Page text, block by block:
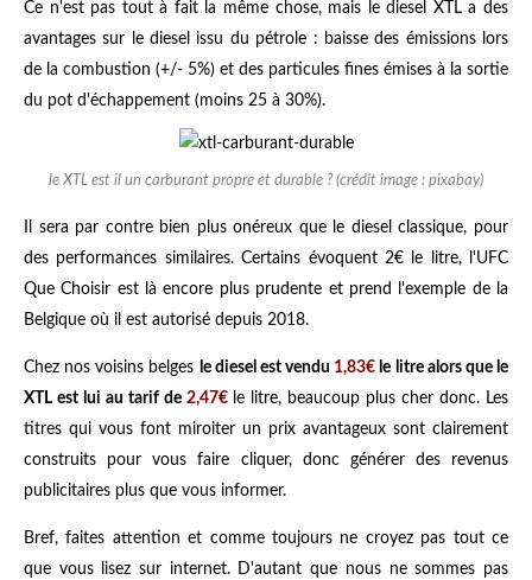
Ce n'est pas tout à fait la même chose, mais le diesel XTL a des
avantages sur le diesel issu du pétrole : baisse des émissions lors
de la combustion (+/- 5%) et des particules fines émises à la sortie
du pot d'échappement (moins 25 à 30%).
le XTL est il un carburant propre et durable ? (crédit image : pixabay)
Il sera par contre bien plus onéreux que le diesel classique, pour
des performances similaires. Certains évoquent 2€ le litre, l'UFC
Que Choisir est là encore plus prudente et prend l'exemple de la
Belgique où il est autorisé depuis 2018.
Chez nos voisins belges le diesel est vendu 1,83€ le litre alors que le
XTL est lui au tarif de 2,47€le litre, beaucoup plus cher donc. Les
titres qui vous font miroiter un prix avantageux sont clairement
construits pour vous faire cliquer, donc générer des revenus
publicitaires plus que vous informer.
Bref, faites attention et comme toujours ne croyez pas tout ce
que vous lisez sur internet. D'autant que nous ne sommes pas